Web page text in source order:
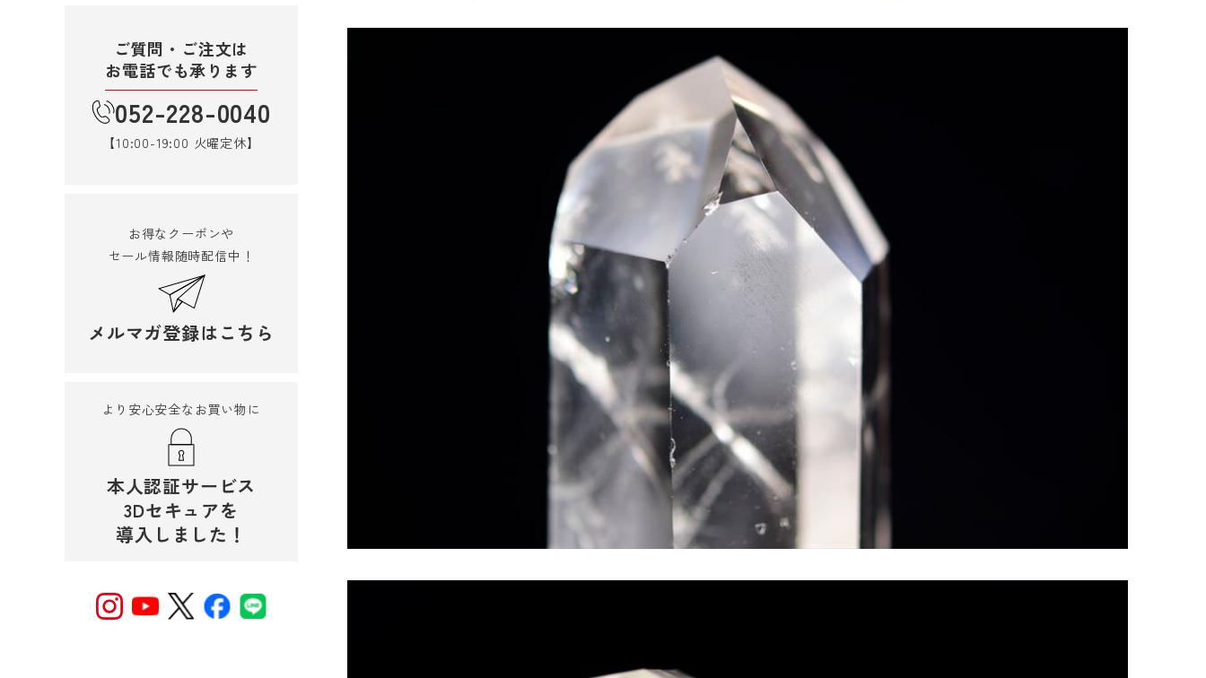
ご質問・ご注文は
お電話でも承ります
052-228-0040
【10:00-19:00 火曜定休】
お得なクーポンや
セール情報随時配信中！
メルマガ登録はこちら
より安心安全なお買い物に
本人認証サービス
3Dセキュアを
導入しました！